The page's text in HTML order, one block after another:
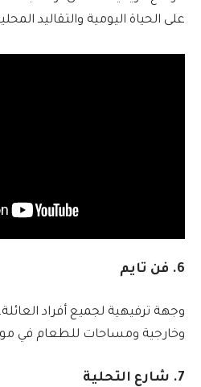
على الحياة اليومية والتقاليد
6. فن تايم
وجهة ترفيهية لجميع أفراد
وخارجية ومساحات للطعام في
7. شارع التحلية